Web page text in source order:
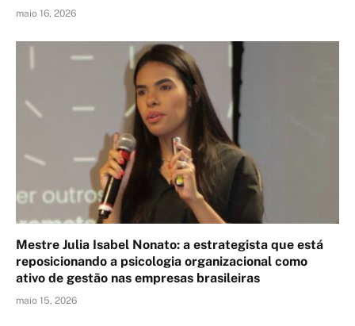
maio 16, 2026
Mestre Julia Isabel Nonato: a estrategista que está
reposicionando a psicologia organizacional como
ativo de gestão nas empresas brasileiras
maio 15, 2026